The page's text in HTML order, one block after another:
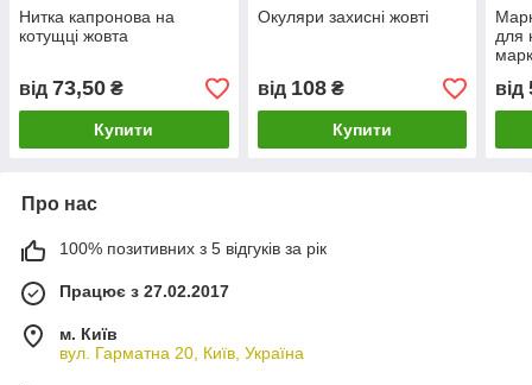
Нитка капронова на
котущці жовта
від 73,50 ₴
Купити
Окуляри захисні жовті
від 108₴
Купити
для
від
Про нас
100% позитивних з 5 відгуків за рік
Працює з 27.02.2017
м. Київ
вул. Гарматна 20, Київ, Україна